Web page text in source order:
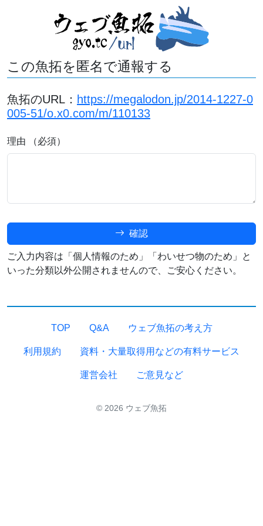
この魚拓を匿名で通報する
魚拓のURL： https://megalodon.jp/2014-1227-0
005-51/o.x0.com/m/110133
理由 （必須）
確認
ご入力内容は「個人情報のため」「わいせつ物のため」と
いった分類以外公開されませんので、ご安心ください。
TOP Q&A ウェブ魚拓の考え方
利用規約 資料・大量取得用などの有料サービス
運営会社 ご意見など
© 2026 ウェブ魚拓